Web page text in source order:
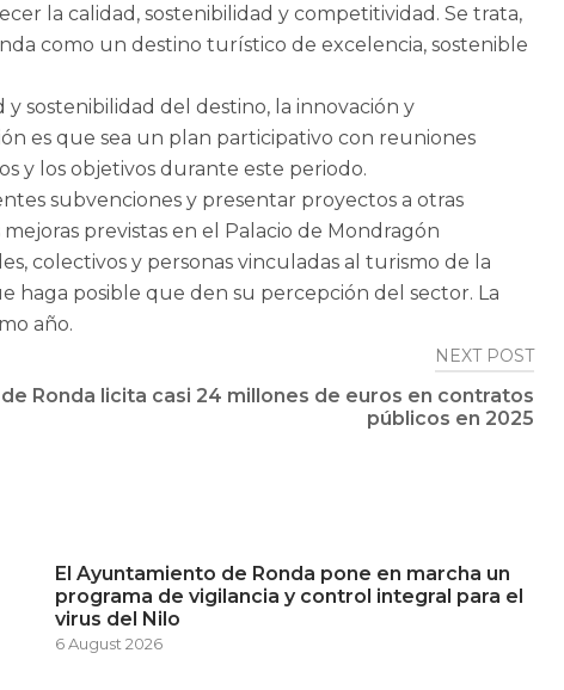
la calidad, sostenibilidad y competitividad. Se trata,
como un destino turístico de excelencia, sostenible
sostenibilidad del destino, la innovación y
es que sea un plan participativo con reuniones
y los objetivos durante este periodo.
subvenciones y presentar proyectos a otras
previstas en el Palacio de Mondragón
colectivos y personas vinculadas al turismo de la
haga posible que den su percepción del sector. La
año.
NEXT POST
Ronda licita casi 24 millones de euros en contratos
públicos en 2025
El Ayuntamiento de Ronda pone en marcha un
programa de vigilancia y control integral para el
virus del Nilo
6 August 2026